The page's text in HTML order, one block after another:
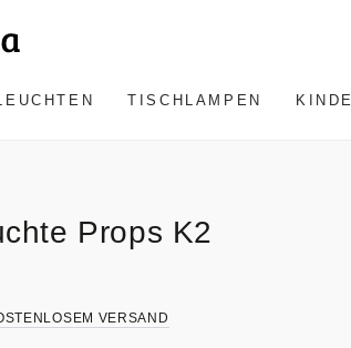
TISCHLAMPEN
Props K2
VERSAND